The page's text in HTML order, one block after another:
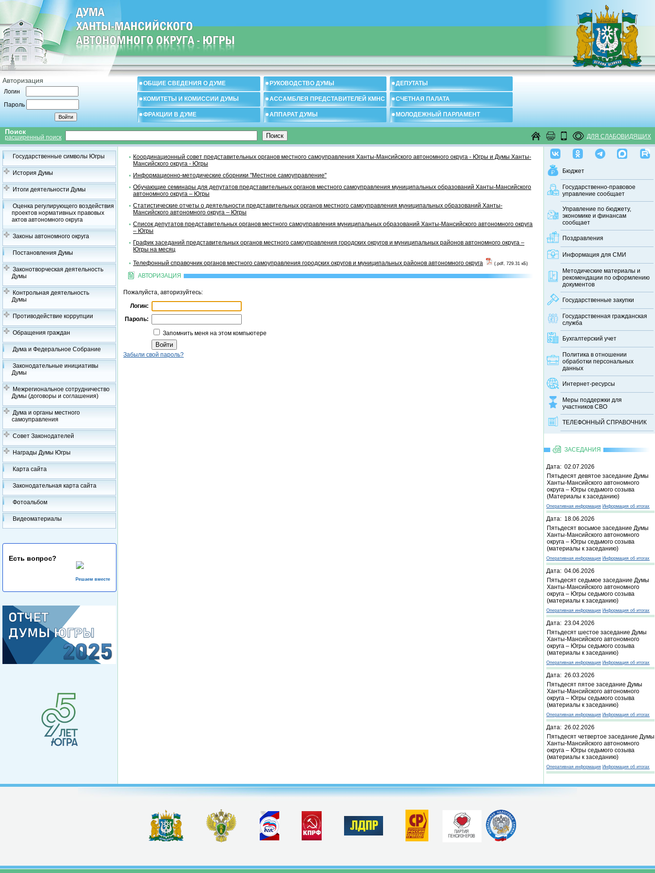
Авторизация
Логин
Пароль
ОБЩИЕ СВЕДЕНИЯ О ДУМЕ РУКОВОДСТВО ДУМЫ ДЕПУТАТЫ
КОМИТЕТЫ И КОМИССИИ ДУМЫ АССАМБЛЕЯ ПРЕДСТАВИТЕЛЕЙ КМНС СЧЕТНАЯ ПАЛАТА
ФРАКЦИИ В ДУМЕ АППАРАТ ДУМЫ МОЛОДЕЖНЫЙ ПАРЛАМЕНТ
Поиск
расширенный поиск ДЛЯ СЛАБОВИДЯЩИХ
Государственные символы Югры
История Думы
Итоги деятельности Думы
Оценка регулирующего воздействия
проектов нормативных правовых
актов автономного округа
Законы автономного округа
Постановления Думы
Законотворческая деятельность
Думы
Контрольная деятельность
Думы
Противодействие коррупции
Обращения граждан
Дума и Федеральное Собрание
Законодательные инициативы
Думы
Межрегиональное сотрудничество
Думы (договоры и соглашения)
Дума и органы местного
самоуправления
Совет Законодателей
Награды Думы Югры
Карта сайта
Законодательная карта сайта
Фотоальбом
Видеоматериалы
Есть вопрос?
Решаем вместе
Бюджет
Государственно-правовое
управление сообщает
Управление по бюджету,
экономике и финансам
сообщает
Поздравления
Информация для СМИ
Методические материалы и
рекомендации по оформлению
документов
Государственные закупки
Государственная гражданская
служба
Бухгалтерский учет
Политика в отношении
обработки персональных
данных
Интернет-ресурсы
Меры поддержки для
участников СВО
ТЕЛЕФОННЫЙ CПРАВОЧНИК
ЗАСЕДАНИЯ
Дата: 02.07.2026
Пятьдесят девятое заседание Думы
Ханты-Мансийского автономного
округа – Югры седьмого созыва
(Материалы к заседанию)
Оперативная информация Информация об итогах
Дата: 18.06.2026
Пятьдесят восьмое заседание Думы
Ханты-Мансийского автономного
округа – Югры седьмого созыва
(материалы к заседанию)
Оперативная информация Информация об итогах
Дата: 04.06.2026
Пятьдесят седьмое заседание Думы
Ханты-Мансийского автономного
округа – Югры седьмого созыва
(материалы к заседанию)
Оперативная информация Информация об итогах
Дата: 23.04.2026
Пятьдесят шестое заседание Думы
Ханты-Мансийского автономного
округа – Югры седьмого созыва
(материалы к заседанию)
Оперативная информация Информация об итогах
Дата: 26.03.2026
Пятьдесят пятое заседание Думы
Ханты-Мансийского автономного
округа – Югры седьмого созыва
(материалы к заседанию)
Оперативная информация Информация об итогах
Дата: 26.02.2026
Пятьдесят четвертое заседание Думы
Ханты-Мансийского автономного
округа – Югры седьмого созыва
(материалы к заседанию)
Оперативная информация Информация об итогах
Координационный совет представительных органов местного самоуправления Ханты-Мансийского автономного округа - Югры и Думы Ханты-
Мансийского округа - Югры
Информационно-методические сборники "Местное самоуправление"
Обучающие семинары для депутатов представительных органов местного самоуправления муниципальных образований Ханты-Мансийского
автономного округа – Югры
Статистические отчеты о деятельности представительных органов местного самоуправления муниципальных образований Ханты-
Мансийского автономного округа – Югры
Список депутатов представительных органов местного самоуправления муниципальных образований Ханты-Мансийского автономного округа
– Югры
График заседаний представительных органов местного самоуправления городских округов и муниципальных районов автономного округа –
Югры на месяц
Телефонный справочник органов местного самоуправления городских округов и муниципальных районов автономного округа
(.pdf, 729.31 кБ)
АВТОРИЗАЦИЯ
Пожалуйста, авторизуйтесь:
Логин:
Пароль:
Запомнить меня на этом компьютере
Забыли свой пароль?